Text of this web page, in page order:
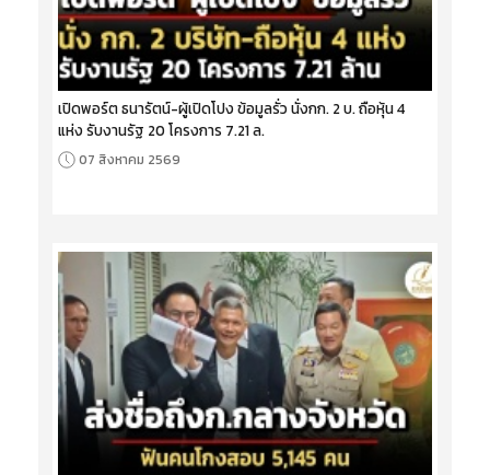
เปิดพอร์ต ธนารัตน์-ผู้เปิดโปง ข้อมูลรั่ว นั่งกก. 2 บ. ถือหุ้น 4
แห่ง รับงานรัฐ 20 โครงการ 7.21 ล.
07 สิงหาคม 2569